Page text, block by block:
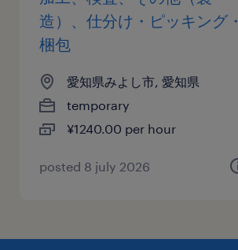
造）、仕分け・ピッキング・
梱包
愛知県みよし市, 愛知県
temporary
¥1240.00 per hour
posted 8 july 2026